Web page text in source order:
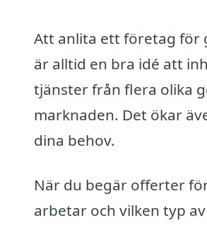
Att anlita ett företag för
är alltid en bra idé att
tjänster från flera olika
marknaden. Det ökar
dina behov.
När du begär offerter
arbetar och vilken typ